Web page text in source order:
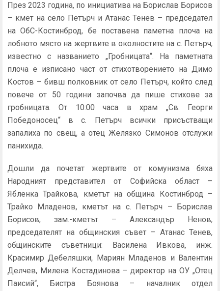
През 2023 година, по инициатива на Борислав Борисов
– кмет на село Петърч и Атанас Тенев – председател
на ОбС-Костинброд, бе поставена паметна плоча на
лобното място на жертвите в околностите на с. Петърч,
известно с названието „Гробницата“. На паметната
плоча е изписано част от стихотворението на Димо
Костов – бивш полковник от село Петърч, който след
повече от 50 години започва да пише стихове за
гробницата. От 10:00 часа в храм „Св. Георги
Победоносец“ в с. Петърч всички присъстващи
запалиха по свещ, а отец Желязко Симонов отслужи
панихида.
Дошли да почетат жертвите от комунизма бяха
Народният представител от Софийска област –
Ябленка Трайкова, кметът на община Костинброд –
Трайко Младенов, кметът на с. Петърч – Борислав
Борисов, зам.-кметът – Александър Ненов,
председателят на общинския съвет – Атанас Тенев,
общинските съветници: Василена Ивкова, инж.
Красимир Дебеляшки, Мариян Младенов и Валентин
Делчев, Милена Костадинова – директор на ОУ „Отец
Паисий“, Бистра Боянова – началник отдел